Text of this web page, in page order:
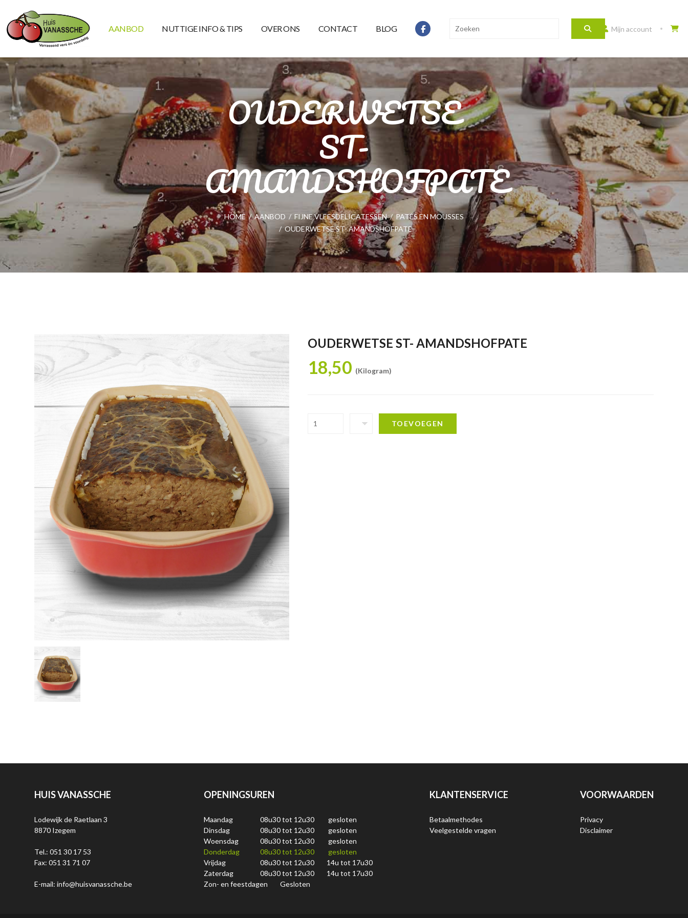
AANBOD NUTTIGE INFO & TIPS OVER ONS CONTACT BLOG Mijn account
OUDERWETSE
ST-
AMANDSHOFPATE
HOME / AANBOD / FIJNE VLEESDELICATESSEN / PATÉS EN MOUSSES
/ OUDERWETSE ST- AMANDSHOFPATE
OUDERWETSE ST- AMANDSHOFPATE
18,50 (Kilogram)
TOEVOEGEN
HUIS VANASSCHE
Lodewijk de Raetlaan 3
8870 Izegem
Tel.: 051 30 17 53
Fax: 051 31 71 07
E-mail: info@huisvanassche.be
OPENINGSUREN
Maandag 08u30 tot 12u30
gesloten
Dinsdag
08u30 tot 12u30
gesloten
Woensdag
08u30 tot 12u30
gesloten
Donderdag
08u30 tot 12u30
gesloten
Vrijdag
08u30 tot 12u30
14u tot 17u30
Zaterdag
08u30 tot 12u30
14u tot 17u30
Zon- en feestdagen
Gesloten
KLANTENSERVICE
Betaalmethodes
Veelgestelde vragen
VOORWAARDEN
Privacy
Disclaimer